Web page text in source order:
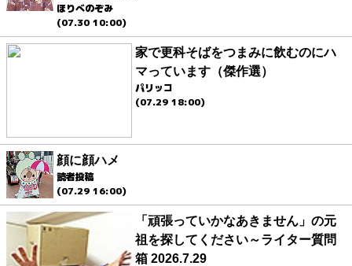
ほりべのぞみ
(07.30 10:00)
家で更科そばをつまみに飲むのにハ
マっています（傑作選）
パリッコ
(07.29 18:00)
顔に顔ハメ
読者投稿
(07.29 16:00)
「頑張っていかなあきません」の元
祖を探してください～ライター質問
箱 2026.7.29